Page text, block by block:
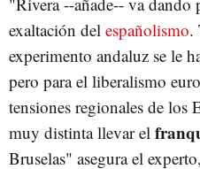
exaltación del españolismo.
experimento andaluz se le
pero para el liberalismo
tensiones regionales de los
muy distinta llevar el
Bruselas" asegura el